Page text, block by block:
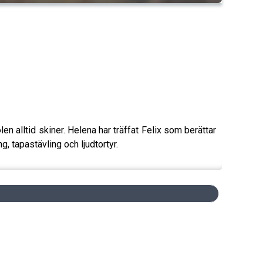
alltid skiner. Helena har träffat Felix som berättar
tapastävling och ljudtortyr.